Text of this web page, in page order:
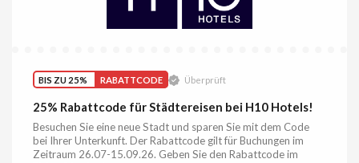
BIS ZU 25% RABATTCODE Überprüft
25% Rabattcode für Städtereisen bei H10 Hotels!
Besuchen Sie eine neue Stadt und sparen Sie mit dem Code
bei Ihrer Unterkunft. Der Rabattcode gilt für Buchungen im
Zeitraum 26.07-15.09.26. Geben Sie den Rabattcode im